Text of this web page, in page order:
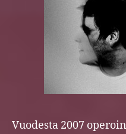
Vuodesta 2007